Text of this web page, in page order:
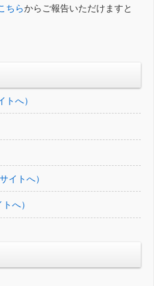
ちらからご報告いただけますと
トへ）
イトへ）
へ）